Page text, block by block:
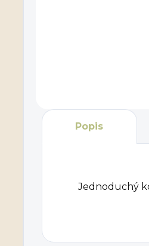
Popis
Jednoduchý